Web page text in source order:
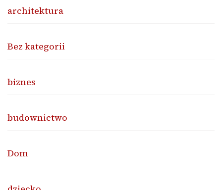
architektura
Bez kategorii
biznes
budownictwo
Dom